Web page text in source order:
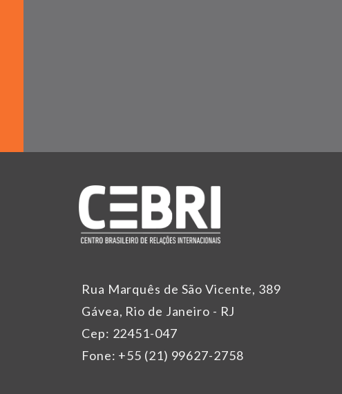
Rua Marquês de São Vicente, 389
Gávea, Rio de Janeiro - RJ
Cep: 22451-047
Fone: +55 (21) 99627-2758